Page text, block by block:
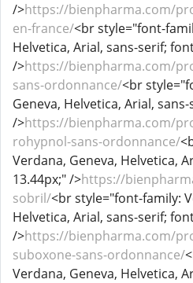
/>https://bienpharma.com/
en-france/<br style="font-
Helvetica, Arial, sans-serif;
/>https://bienpharma.com/
sans-ordonnance/<br
Geneva, Helvetica, Arial,
/>https://bienpharma.com/
rohypnol-sans-ordonnance/
Verdana, Geneva, Helvetica,
13.44px;" />https://
sobril/<br style="font-family:
Helvetica, Arial, sans-serif;
/>https://bienpharma.com/
suboxone-sans-ordonnance/
Verdana, Geneva, Helvetica,